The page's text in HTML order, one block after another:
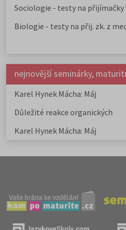
Sociologie - testy na přijímačky
Biologie - testy na přij. zk. z
nejnovější seminárky,
Karel Hynek Mácha: Máj
Důležité reakce organických
sloučenin a jejich význam
Karel Hynek Mácha: Máj